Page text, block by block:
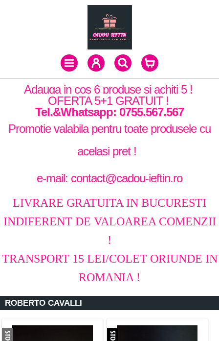
Adauga in cos 6 produse si achiti 5 !
OFERTA 5+1 GRATUIT !
Tel.&Whatsapp: 0755.567.567
Promotie valabila pentru toate produsele cu
acelasi pret !
e-mail: contact@cadou-ieftin.ro
LIVRARE GRATUITA IN BUCURESTI
INDIFERENT DE VALOAREA COMENZII
!
TRANSPORT 15 LEI/COLET ORIUNDE IN
ROMANIA !
ROBERTO CAVALLI